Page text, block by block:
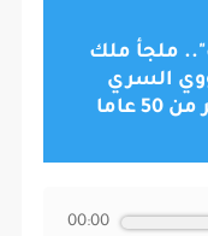
ملجأ ملك
السري
عاما
00:00